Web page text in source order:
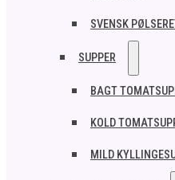
SVENSK
SUPPER
BAGT
KOLD
MILD